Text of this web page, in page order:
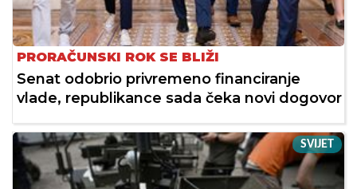
PRORAČUNSKI ROK SE BLIŽI
Senat odobrio privremeno financiranje
vlade, republikance sada čeka novi dogovor
SVIJET